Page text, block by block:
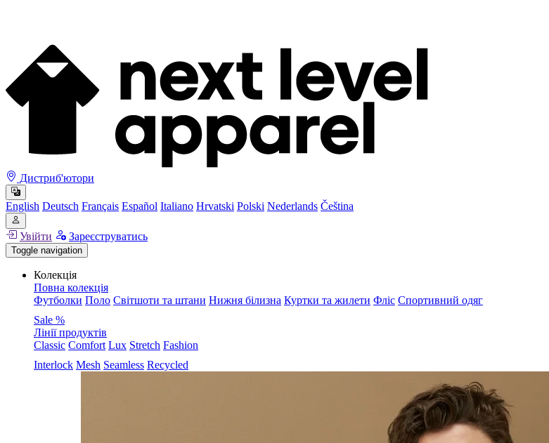
Дистриб'ютори
English Deutsch Français Español Italiano Hrvatski Polski Nederlands Čeština
Увійти Зареєструватись
Toggle navigation
Колекція
Повна колекція
Футболки Поло Світшоти та штани Нижня білизна Куртки та жилети Фліс Спортивний одяг
Sale %
Лінії продуктів
Classic Comfort Lux Stretch Fashion
Interlock Mesh Seamless Recycled